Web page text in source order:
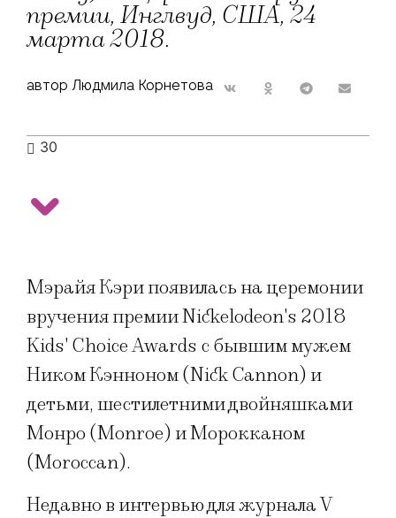
премии, Инглвуд, США, 24
марта 2018.
автор Людмила Корнетова
30
Мэрайя Кэри появилась на церемонии
вручения премии Nickelodeon's 2018
Kids' Choice Awards с бывшим мужем
Ником Кэнноном (Nick Cannon) и
детьми, шестилетними двойняшками
Монро (Monroe) и Морокканом
(Moroccan).
Недавно в интервью для журнала V